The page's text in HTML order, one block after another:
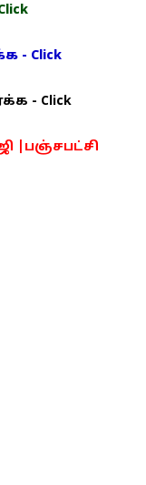
- Click
- Click
|பஞ்சபட்சி